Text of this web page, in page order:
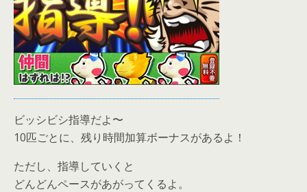
ビッシビシ指導だよ〜
10匹ごとに、残り時間加算ボーナスがあるよ！
ただし、指導していくと
どんどんペースがあがってくるよ。